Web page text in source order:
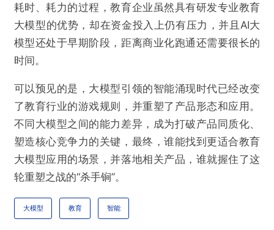
耗时、耗力的过程，教育企业虽然具有研发专业教育
大模型的优势，却在资金投入上仍有压力，并且AI大
模型还处于早期阶段，距离商业化跑通还需要很长的
时间。
可以预见的是，大模型引领的智能涌现时代已经改变
了教育行业的游戏规则，并重塑了产品形态和应用。
不同大模型之间的能力差异，成为打破产品同质化、
塑造核心竞争力的关键，最终，谁能找到更适合教育
大模型应用的场景，并落地相关产品，谁就握住了这
轮重塑之战的“杀手锏”。
大模型 教育 智能